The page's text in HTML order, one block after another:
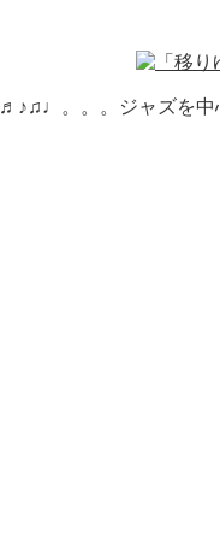
♬♪♫♩。。。ジャズを中